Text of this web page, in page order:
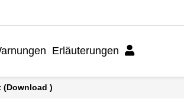
Erläuterungen
(Download )